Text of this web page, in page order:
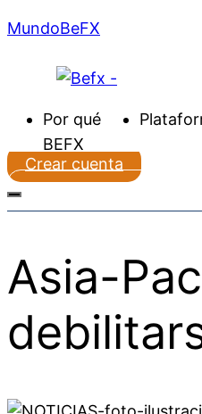
MundoBeFX
Por qué
BEFX
Crear cuenta
Asia-